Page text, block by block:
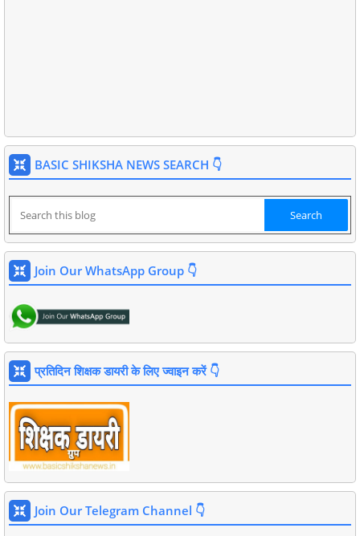
BASIC SHIKSHA NEWS SEARCH 👇
Join Our WhatsApp Group 👇
प्रतिदिन शिक्षक डायरी के लिए ज्वाइन करें 👇
Join Our Telegram Channel 👇